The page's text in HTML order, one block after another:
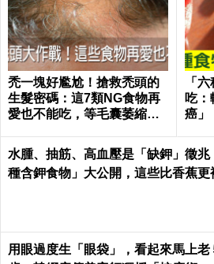
禿一塊好尷尬！搶救禿頭的
生髮密碼：這7類NG食物再
愛也不能吃，等毛囊萎縮就
「
吃：
癌」
水腫、抽筋、高血壓是「缺鉀」徵兆
種含鉀食物」大公開，這些比香蕉更
用眼過度生「眼袋」，看起來馬上老